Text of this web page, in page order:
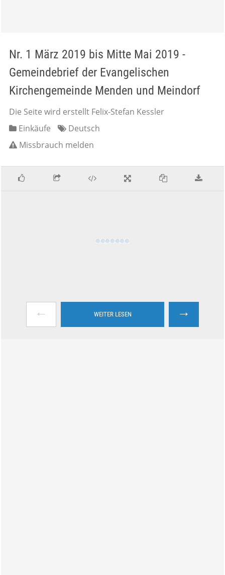
Nr. 1 März 2019 bis Mitte Mai 2019 -
Gemeindebrief der Evangelischen
Kirchengemeinde Menden und Meindorf
Die Seite wird erstellt Felix-Stefan Kessler
Einkäufe
Deutsch
Missbrauch melden
← WEITER LESEN →